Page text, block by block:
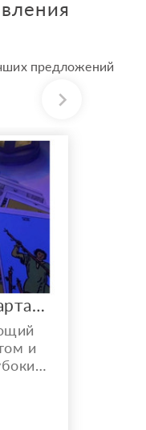
предложений
Расклады на картах Таро. Таролог онлайн.
и